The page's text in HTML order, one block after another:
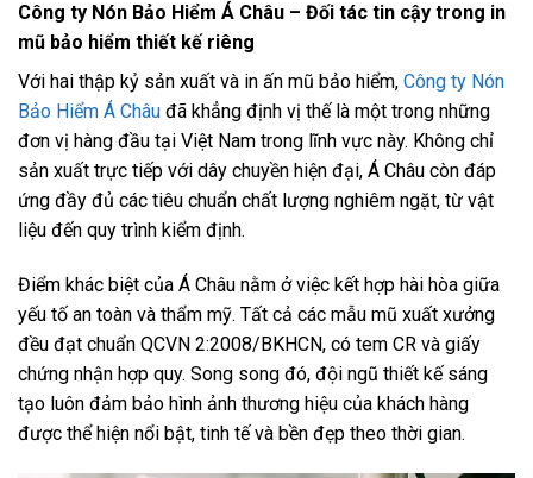
Công ty Nón Bảo Hiểm Á Châu – Đối tác tin cậy trong in
mũ bảo hiểm thiết kế riêng
Với hai thập kỷ sản xuất và in ấn mũ bảo hiểm, Công ty Nón
Bảo Hiểm Á Châu đã khẳng định vị thế là một trong những
đơn vị hàng đầu tại Việt Nam trong lĩnh vực này. Không chỉ
sản xuất trực tiếp với dây chuyền hiện đại, Á Châu còn đáp
ứng đầy đủ các tiêu chuẩn chất lượng nghiêm ngặt, từ vật
liệu đến quy trình kiểm định.
Điểm khác biệt của Á Châu nằm ở việc kết hợp hài hòa giữa
yếu tố an toàn và thẩm mỹ. Tất cả các mẫu mũ xuất xưởng
đều đạt chuẩn QCVN 2:2008/BKHCN, có tem CR và giấy
chứng nhận hợp quy. Song song đó, đội ngũ thiết kế sáng
tạo luôn đảm bảo hình ảnh thương hiệu của khách hàng
được thể hiện nổi bật, tinh tế và bền đẹp theo thời gian.